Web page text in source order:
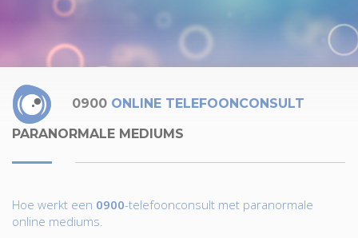
0900 ONLINE TELEFOONCONSULT
PARANORMALE MEDIUMS
Hoe werkt een 0900-telefoonconsult met paranormale
online mediums.